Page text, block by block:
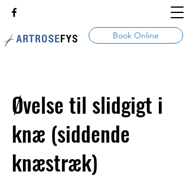
Book Online
Øvelse til slidgigt i
knæ (siddende
knæstræk)